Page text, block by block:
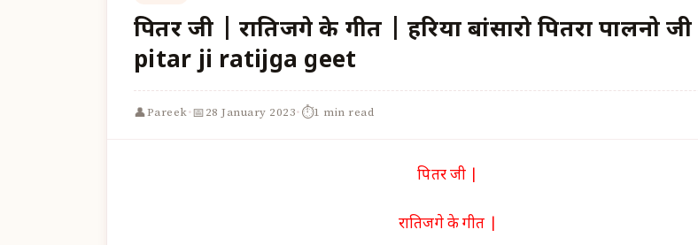
पितर जी | रातिजगे के गीत | हरिया बांसारो पितरा पालनो जी |
pitar ji ratijga geet
👤Pareek·📅28 January 2023·⏱1 min read
पितर जी |
रातिजगे के गीत |